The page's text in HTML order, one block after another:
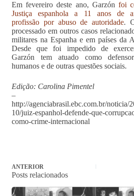
Em fevereiro deste ano, Garzón foi
Justiça espanhola a 11 anos de
profissão por abuso de autoridade.
processado em outros casos
militares na Espanha e em países da
Desde que foi impedido de
Garzón tem atuado como
humanos e de outras questões sociais.
Edição: Carolina Pimentel
–
http://agenciabrasil.ebc.com.br/noticia/
10/juiz-espanhol-defende-que-
como-crime-internacional
ANTERIOR
Posts relacionados